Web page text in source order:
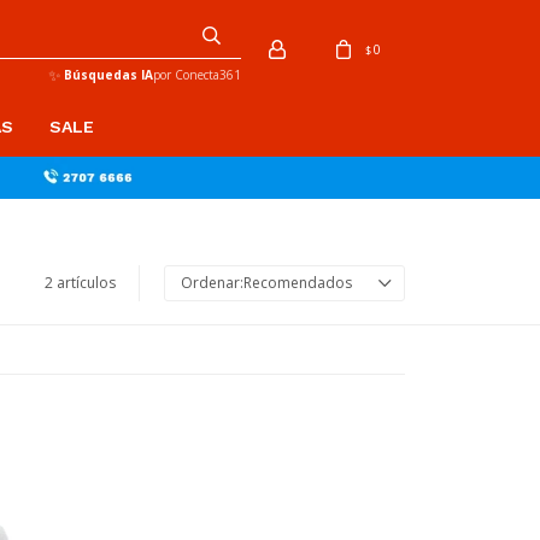
SALE
✨ Búsquedas IApor Conecta361
$0
2 artículos Recomendados